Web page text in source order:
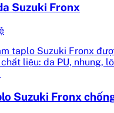
Suzuki Fronx
Suzuki Fronx